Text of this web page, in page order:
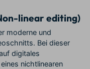
linear editing)
moderne und
Bei dieser
digitales
nichtlinearen